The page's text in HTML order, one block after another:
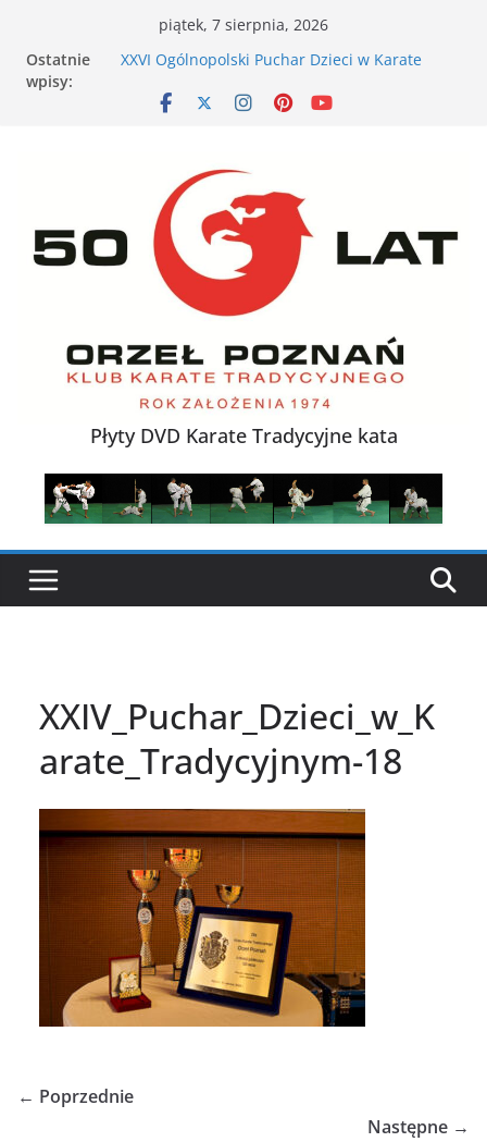
treści
piątek, 7 sierpnia, 2026
Ostatnie
wpisy:
VII Otwarte Mistrzostwa Wielkopolski w Karate
Tradycyjnym – Poznań, 17 maja 2026 r.
XXVI Ogólnopolski Puchar Dzieci w Karate
Tradycyjnym za nami
Karate dla energicznego dziecka – dlaczego to
działa
XXXVII Mistrzostwa Polski w Karate
Tradycyjnym
Płyty DVD Karate Tradycyjne kata
XXIV_Puchar_Dzieci_w_K
arate_Tradycyjnym-18
← Poprzednie
Następne →